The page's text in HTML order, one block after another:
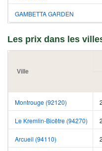
GAMBETTA GARDEN
Les prix dans les
Ville
Montrouge (92120)
Le Kremlin-Bicêtre (94270)
Arcueil (94110)